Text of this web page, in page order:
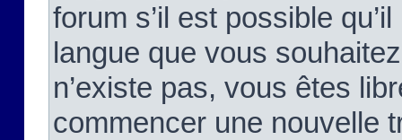
forum s’il est possible
langue que vous
n’existe pas, vous êtes
commencer une nouvelle